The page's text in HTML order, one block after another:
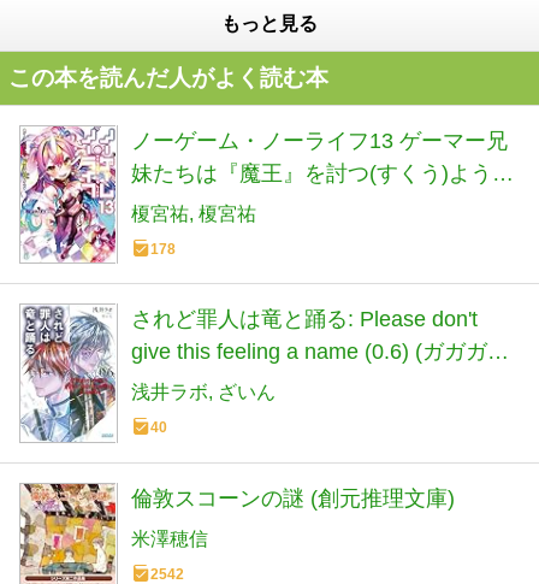
もっと見る
この本を読んだ人がよく読む本
ノーゲーム・ノーライフ13 ゲーマー兄
妹たちは『魔王』を討つ(すくう)ようで
す (MF文庫J)
榎宮祐 榎宮祐
178
されど罪人は竜と踊る: Please don't
give this feeling a name (0.6) (ガガガ文
庫 ガあ 2-27)
浅井ラボ ざいん
40
倫敦スコーンの謎 (創元推理文庫)
米澤穂信
2542